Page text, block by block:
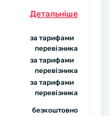
Детальнiше
за тарифами
перевізника
за тарифами
перевізника
за тарифами
перевізника
безкоштовно